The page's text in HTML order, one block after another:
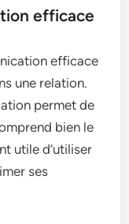
efficace
efficace
une relation.
permet de
bien le
utile d’utiliser
ses